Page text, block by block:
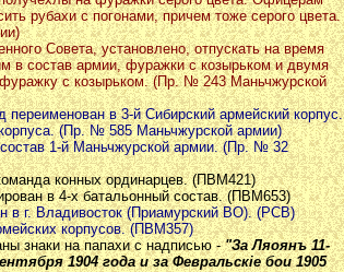
рубахи с погонами, причем тоже серого цвета.
Совета, установлено, отпускать на время
в состав армии, фуражки с козырьком и двумя
с козырьком. (Пр. № 243 Маньчжурской
переименован в 3-й Сибирский армейский корпус.
(Пр. № 585 Маньчжурской армии)
1-й Маньчжурской армии. (Пр. № 32
конных ординарцев. (ПВМ421)
в 4-х батальонный состав. (ПВМ653)
в г. Владивосток (Приамурский ВО). (РСВ)
корпусов. (ПВМ357)
знаки на папахи с надписью -"За Ляоянъ 11-
1904 года и за Февральскiе бои 1905